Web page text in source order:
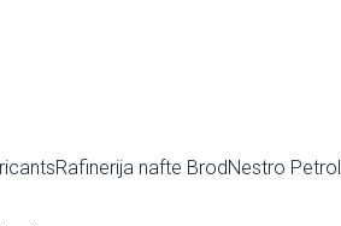
Rafinerija nafte BrodNestro Petrol